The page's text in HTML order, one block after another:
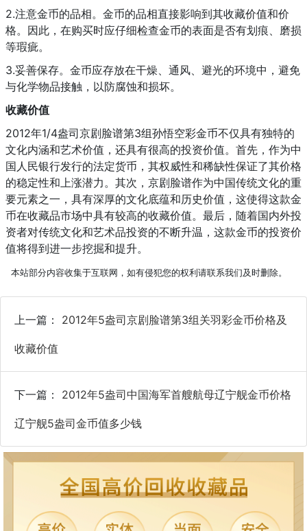
2.注意金币的品相。金币的品相直接影响到其收藏价值和价
格。因此，在购买时应仔细检查金币的表面是否有划痕、磨损
等瑕疵。
3.妥善保存。金币应存放在干燥、通风、避光的环境中，避免
与化学物品接触，以防腐蚀和损坏。
收藏价值
2012年1/4盎司京剧脸谱第3组孙悟空彩金币不仅具有独特的
文化内涵和艺术价值，还具有很高的投资价值。首先，作为中
国人民银行发行的法定货币，其权威性和稀缺性保证了其价格
的稳定性和上涨潜力。其次，京剧脸谱作为中国传统文化的重
要元素之一，具有深厚的文化底蕴和历史价值，这使得这款金
币在收藏品市场中具有较高的收藏价值。最后，随着国内外投
资者对传统文化和艺术品投资的不断升温，这款金币的投资价
值将得到进一步挖掘和提升。
本站部分内容收集于互联网，如有侵犯您的权利请联系我们及时删除。
上一篇： 2012年5盎司京剧脸谱第3组关羽彩金币价格及
收藏价值
下一篇： 2012年5盎司中国海军首艘航母辽宁舰金币价格
辽宁舰5盎司金币值多少钱